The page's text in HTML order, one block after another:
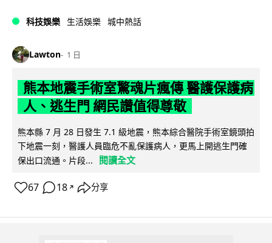
科技娛樂 生活娛樂 城中熱話
Lawton 1 日
熊本地震手術室驚魂片瘋傳 醫護保護病
人、逃生門 網民讚值得尊敬
熊本縣 7 月 28 日發生 7.1 級地震，熊本綜合醫院手術室鏡頭拍
下地震一刻，醫護人員臨危不亂保護病人，更馬上開逃生門確
保出口流通。片段...
閱讀全文
67 18 ↗ 分享